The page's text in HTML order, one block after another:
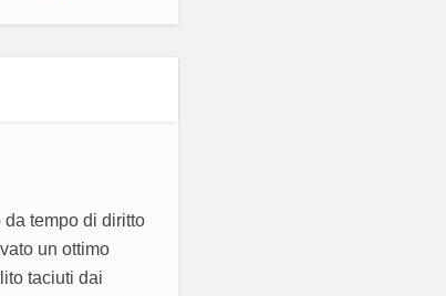
tempo di diritto
un ottimo
taciuti dai